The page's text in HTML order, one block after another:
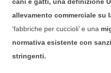
allevamento commerciale su
‘fabbriche per cuccioli’ e una
normativa esistente con
stringenti.